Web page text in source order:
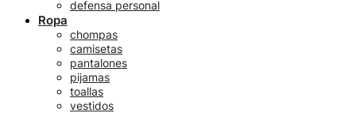
defensa personal
Ropa
chompas
camisetas
pantalones
pijamas
toallas
vestidos